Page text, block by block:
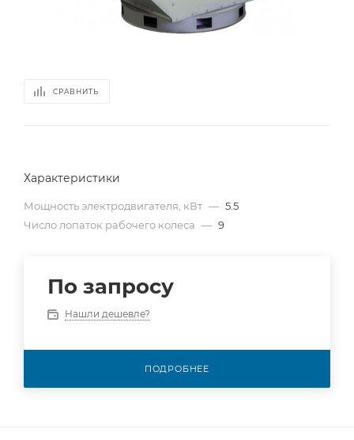
СРАВНИТЬ
Характеристики
Мощность электродвигателя, кВт — 5.5
Число лопаток рабочего колеса — 9
По запросу
Нашли дешевле?
ПОДРОБНЕЕ